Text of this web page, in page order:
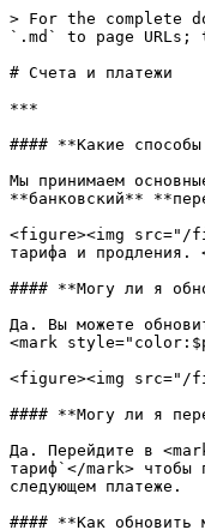
> For the complete
`.md` to page
# Счета и платежи
***
#### **Какие
Мы принимаем
**банковский**
<figure><img src="/
тарифа и
#### **Могу ли я
Да. Вы можете
<mark
<figure><img src="/
#### **Могу ли я
Да. Перейдите в
тариф`</mark> чтобы
следующем платеже.
#### **Как обновить